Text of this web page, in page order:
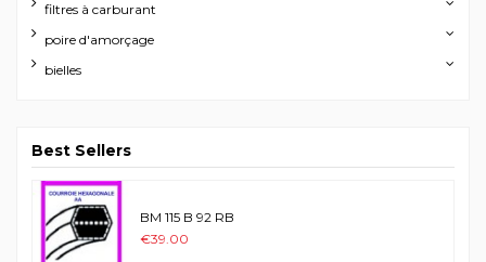
filtres à carburant
poire d'amorçage
bielles
Best Sellers
BM 115 B 92 RB
€39.00